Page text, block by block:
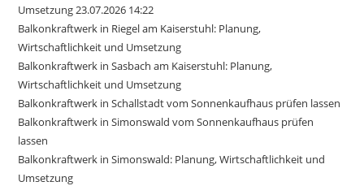
Umsetzung 23.07.2026 14:22
Balkonkraftwerk in Riegel am Kaiserstuhl: Planung,
Wirtschaftlichkeit und Umsetzung
Balkonkraftwerk in Sasbach am Kaiserstuhl: Planung,
Wirtschaftlichkeit und Umsetzung
Balkonkraftwerk in Schallstadt vom Sonnenkaufhaus prüfen lassen
Balkonkraftwerk in Simonswald vom Sonnenkaufhaus prüfen
lassen
Balkonkraftwerk in Simonswald: Planung, Wirtschaftlichkeit und
Umsetzung